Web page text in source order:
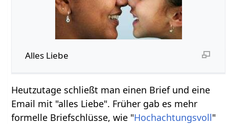
Alles Liebe
Heutzutage schließt man einen Brief und eine
Email mit "alles Liebe". Früher gab es mehr
formelle Briefschlüsse, wie "Hochachtungsvoll"